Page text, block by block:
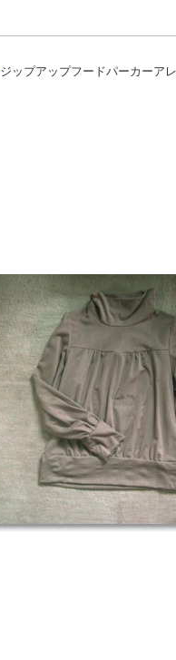
ジップアップフードパーカーア